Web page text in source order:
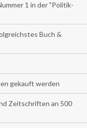
1 in der "Politik-
Buch &
gekauft werden
Zeitschriften an 500